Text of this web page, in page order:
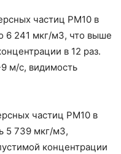
частиц РМ10 в
6 241 мкг/м3, что выше
в 12 раз.
м/с, видимость
частиц РМ10 в
5 739 мкг/м3,
концентрации